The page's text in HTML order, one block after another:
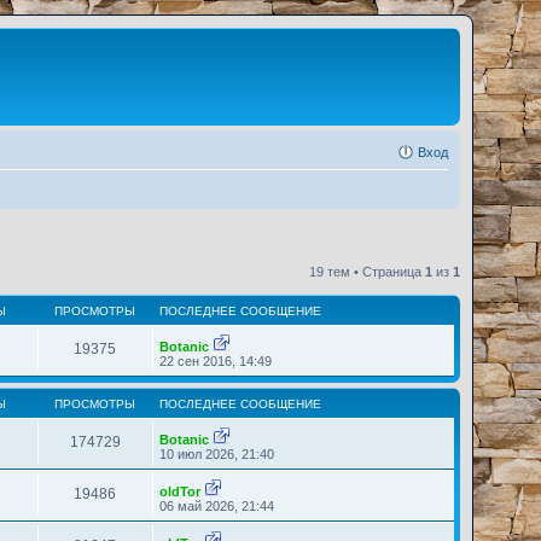
Вход
19 тем • Страница 1 из 1
ПРОСМОТРЫ ПОСЛЕДНЕЕ СООБЩЕНИЕ
19375
Botanic
П
е
р
е
й
к
п
с
л
22 сен 2016, 14:49
ПРОСМОТРЫ ПОСЛЕДНЕЕ СООБЩЕНИЕ
174729
Botanic
П
е
й
т
10 июл 2026, 21:40
19486
oldTor
П
е
06 май 2026, 21:44